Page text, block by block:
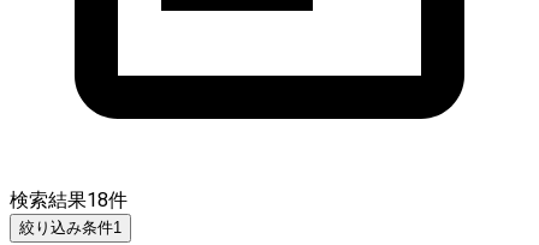
検索結果18件
絞り込み条件1